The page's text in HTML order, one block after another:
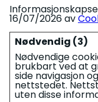
16/07/2026 av
Nødvendig (3)
Nødvendige
brukbart ved at
side navigasjon
nettstedet.
uten disse